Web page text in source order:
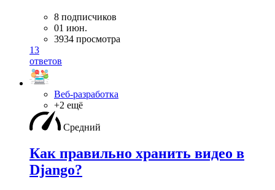
8 подписчиков
01 июн.
3934 просмотра
13
ответов
Веб-разработка
+2 ещё
Средний
Как правильно хранить видео в
Django?